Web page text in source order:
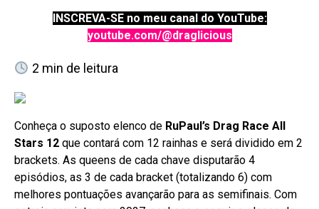
INSCREVA-SE no meu canal do YouTube:
youtube.com/@draglicious
2 min de leitura
Conheça o suposto elenco de RuPaul’s Drag Race All
Stars 12 que contará com 12 rainhas e será dividido em 2
brackets. As queens de cada chave disputarão 4
episódios, as 3 de cada bracket (totalizando 6) com
melhores pontuações avançarão para as semifinais. Com